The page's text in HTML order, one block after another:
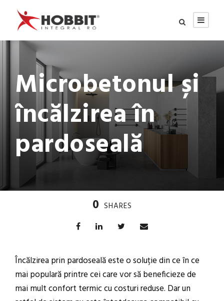
Microbetonul și
încălzirea în
pardoseală
0 SHARES
Încălzirea prin pardoseală este o soluție din ce în ce
mai populară printre cei care vor să beneficieze de
mai mult confort termic cu costuri reduse. Dar un